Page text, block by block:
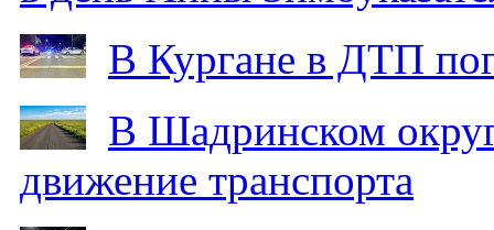
В Кургане в ДТП
В Шадринском
движение транспорта